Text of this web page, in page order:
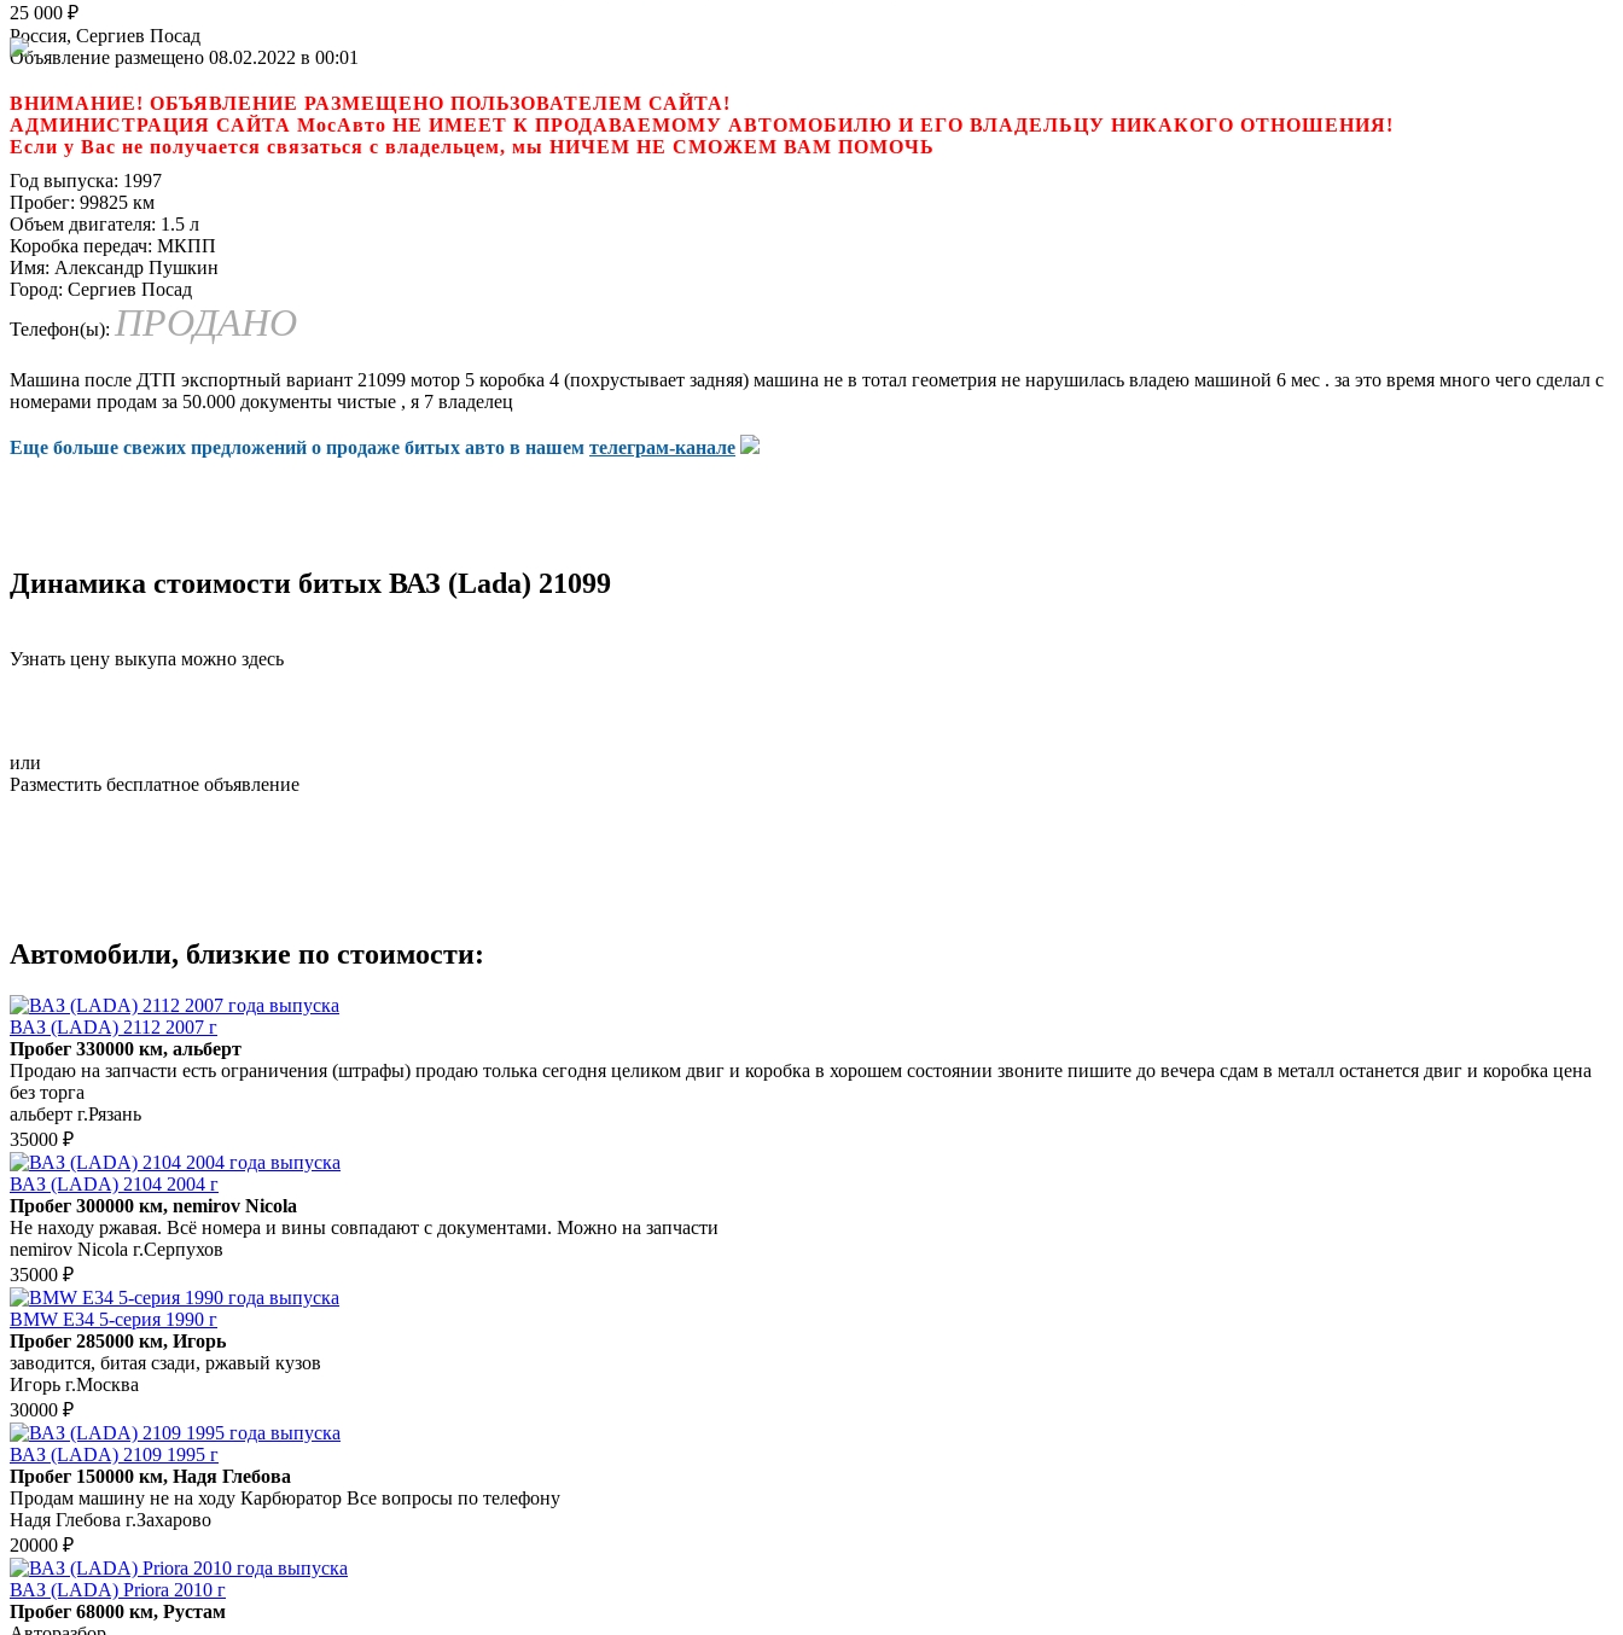
25 000 ₽
Россия, Сергиев Посад
Объявление размещено 08.02.2022 в 00:01
ВНИМАНИЕ! ОБЪЯВЛЕНИЕ РАЗМЕЩЕНО ПОЛЬЗОВАТЕЛЕМ САЙТА!
АДМИНИСТРАЦИЯ САЙТА МосАвто НЕ ИМЕЕТ К ПРОДАВАЕМОМУ АВТОМОБИЛЮ И ЕГО ВЛАДЕЛЬЦУ НИКАКОГО ОТНОШЕНИЯ!
Если у Вас не получается связаться с владельцем, мы НИЧЕМ НЕ СМОЖЕМ ВАМ ПОМОЧЬ
Год выпуска: 1997
Пробег: 99825 км
Объем двигателя: 1.5 л
Коробка передач: МКПП
Имя: Александр Пушкин
Город: Сергиев Посад
Телефон(ы): ПРОДАНО
Машина после ДТП экспортный вариант 21099 мотор 5 коробка 4 (похрустывает задняя) машина не в тотал геометрия не нарушилась владею машиной 6 мес . за это время много чего сделал с
номерами продам за 50.000 документы чистые , я 7 владелец
Еще больше свежих предложений о продаже битых авто в нашем телеграм-канале
Динамика стоимости битых ВАЗ (Lada) 21099
Узнать цену выкупа можно здесь
или
Разместить бесплатное объявление
Автомобили, близкие по стоимости:
ВАЗ (LADA) 2112 2007 г
Пробег 330000 км, альберт
Продаю на запчасти есть ограничения (штрафы) продаю толька сегодня целиком двиг и коробка в хорошем состоянии звоните пишите до вечера сдам в металл останется двиг и коробка цена
без торга
альберт г.Рязань
35000 ₽
ВАЗ (LADA) 2104 2004 г
Пробег 300000 км, nemirov Nicola
Не находу ржавая. Всё номера и вины совпадают с документами. Можно на запчасти
nemirov Nicola г.Серпухов
35000 ₽
BMW E34 5-серия 1990 г
Пробег 285000 км, Игорь
заводится, битая сзади, ржавый кузов
Игорь г.Москва
30000 ₽
ВАЗ (LADA) 2109 1995 г
Пробег 150000 км, Надя Глебова
Продам машину не на ходу Карбюратор Все вопросы по телефону
Надя Глебова г.Захарово
20000 ₽
ВАЗ (LADA) Priora 2010 г
Пробег 68000 км, Рустам